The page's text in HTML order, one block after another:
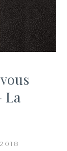
La